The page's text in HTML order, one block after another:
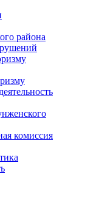
района
комиссия